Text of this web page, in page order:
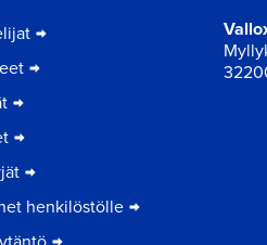
henkilöstölle